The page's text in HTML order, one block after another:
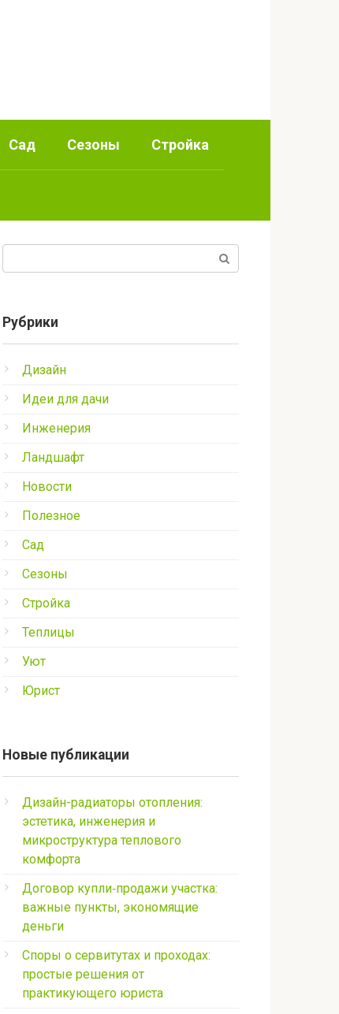
Сад Сезоны Стройка
Рубрики
Дизайн
Идеи для дачи
Инженерия
Ландшафт
Новости
Полезное
Сад
Сезоны
Стройка
Теплицы
Уют
Юрист
Новые публикации
Дизайн-радиаторы отопления:
эстетика, инженерия и
микроструктура теплового
комфорта
Договор купли‑продажи участка:
важные пункты, экономящие
деньги
Споры о сервитутах и проходах:
простые решения от
практикующего юриста